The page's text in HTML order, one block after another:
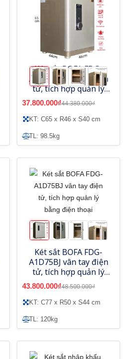
Két sắt BOFA FDG-
A1D65BJ vân tay điện
tử, tích hợp quản lý
bằng điện thoại
37.800.000₫44.380.000₫
KT: C65 x R46 x S40 cm
TL: 98.5kg
Két sắt BOFA FDG-
A1D75BJ vân tay điện
tử, tích hợp quản lý
bằng điện thoại
43.800.000₫48.500.000₫
KT: C77 x R50 x S44 cm
TL: 120kg